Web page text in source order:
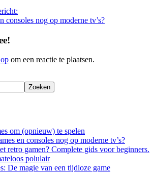
consoles nog op moderne tv’s?
om een reactie te plaatsen.
Zoeken
om (opnieuw) te spelen
en consoles nog op moderne tv’s?
retro gamen? Complete gids voor beginners.
polulair
De magie van een tijdloze game